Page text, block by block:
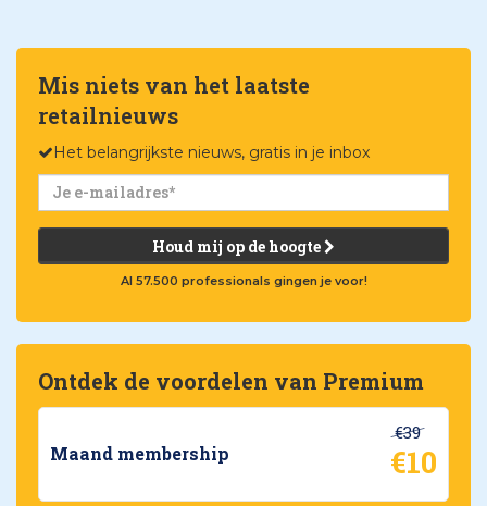
Mis niets van het laatste
retailnieuws
Het belangrijkste nieuws, gratis in je inbox
Houd mij op de hoogte
Al 57.500 professionals gingen je voor!
Ontdek de voordelen van Premium
Maand membership
€39
€10